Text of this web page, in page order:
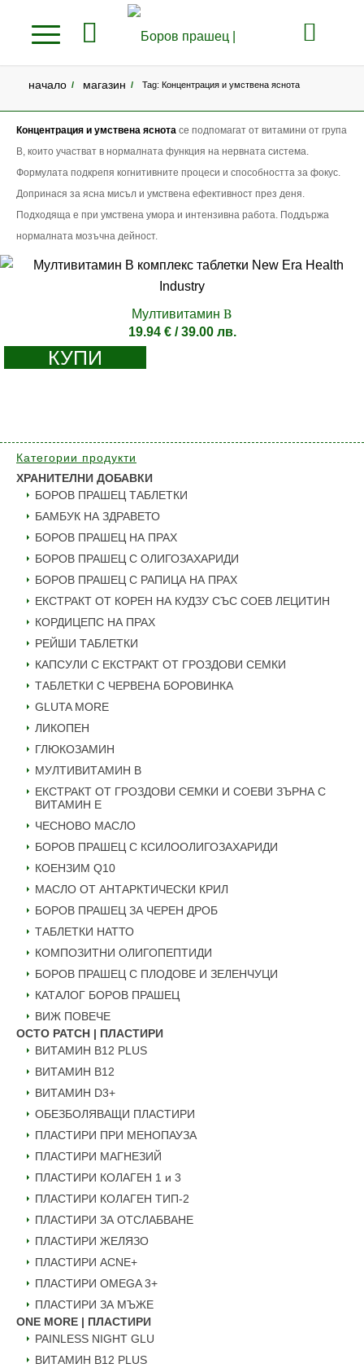
начало / магазин / Tag: Концентрация и умствена яснота
Концентрация и умствена яснота се подпомагат от витамини от група
B, които участват в нормалната функция на нервната система.
Формулата подкрепя когнитивните процеси и способността за фокус.
Допринася за ясна мисъл и умствена ефективност през деня.
Подходяща е при умствена умора и интензивна работа. Поддържа
нормалната мозъчна дейност.
Мултивитамин B
19.94 €/ 39.00 лв.
КУПИ
Категории продукти
ХРАНИТЕЛНИ ДОБАВКИ
БОРОВ ПРАШЕЦ ТАБЛЕТКИ
БАМБУК НА ЗДРАВЕТО
БОРОВ ПРАШЕЦ НА ПРАХ
БОРОВ ПРАШЕЦ С ОЛИГОЗАХАРИДИ
БОРОВ ПРАШЕЦ С РАПИЦА НА ПРАХ
ЕКСТРАКТ ОТ КОРЕН НА КУДЗУ СЪС СОЕВ ЛЕЦИТИН
КОРДИЦЕПС НА ПРАХ
РЕЙШИ ТАБЛЕТКИ
КАПСУЛИ С ЕКСТРАКТ ОТ ГРОЗДОВИ СЕМКИ
ТАБЛЕТКИ С ЧЕРВЕНА БОРОВИНКА
GLUTA MORE
ЛИКОПЕН
ГЛЮКОЗАМИН
МУЛТИВИТАМИН B
ЕКСТРАКТ ОТ ГРОЗДОВИ СЕМКИ И СОЕВИ ЗЪРНА С
ВИТАМИН Е
ЧЕСНОВО МАСЛО
БОРОВ ПРАШЕЦ С КСИЛООЛИГОЗАХАРИДИ
КОЕНЗИМ Q10
МАСЛО ОТ АНТАРКТИЧЕСКИ КРИЛ
БОРОВ ПРАШЕЦ ЗА ЧЕРЕН ДРОБ
ТАБЛЕТКИ НАТТО
КОМПОЗИТНИ ОЛИГОПЕПТИДИ
БОРОВ ПРАШЕЦ С ПЛОДОВЕ И ЗЕЛЕНЧУЦИ
КАТАЛОГ БОРОВ ПРАШЕЦ
ВИЖ ПОВЕЧЕ
OCTO PATCH | ПЛАСТИРИ
ВИТАМИН B12 PLUS
ВИТАМИН B12
ВИТАМИН D3+
ОБЕЗБОЛЯВАЩИ ПЛАСТИРИ
ПЛАСТИРИ ПРИ МЕНОПАУЗА
ПЛАСТИРИ МАГНЕЗИЙ
ПЛАСТИРИ КОЛАГЕН 1 и 3
ПЛАСТИРИ КОЛАГЕН ТИП-2
ПЛАСТИРИ ЗА ОТСЛАБВАНЕ
ПЛАСТИРИ ЖЕЛЯЗО
ПЛАСТИРИ ACNE+
ПЛАСТИРИ OMEGA 3+
ПЛАСТИРИ ЗА МЪЖЕ
ONE MORE | ПЛАСТИРИ
PAINLESS NIGHT GLU
ВИТАМИН B12 PLUS